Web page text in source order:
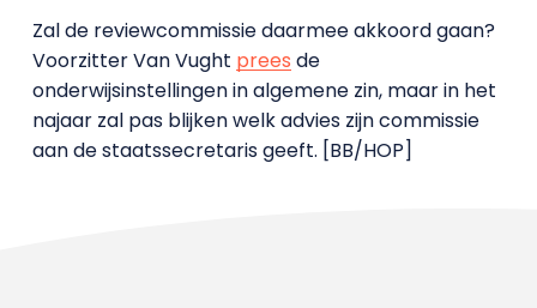
Zal de reviewcommissie daarmee akkoord gaan?
Voorzitter Van Vught prees de
onderwijsinstellingen in algemene zin, maar in het
najaar zal pas blijken welk advies zijn commissie
aan de staatssecretaris geeft. [BB/HOP]